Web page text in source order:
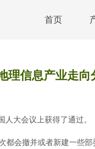
首页
理信息产业走向
人大会议上获得了通过。
撤并或者新建一些部